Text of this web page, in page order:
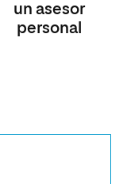
un asesor
personal